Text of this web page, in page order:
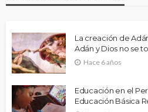
La creación de
Adán y Dios no se
Hace 6 años
Educación en el
Educación Básica